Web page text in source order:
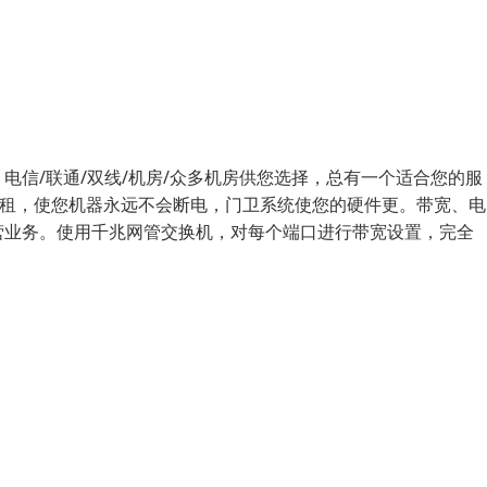
信/联通/双线/机房/众多机房供您选择，总有一个适合您的服
，使您机器永远不会断电，门卫系统使您的硬件更。带宽、电
务。使用千兆网管交换机，对每个端口进行带宽设置，完全